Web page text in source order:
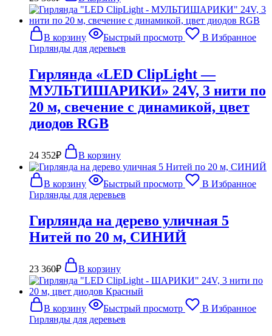
В корзину Быстрый просмотр
В Избранное
Гирлянды для деревьев
Гирлянда «LED ClipLight —
МУЛЬТИШАРИКИ» 24V, 3 нити по
20 м, свечение с динамикой, цвет
диодов RGB
24 352₽ В корзину
В корзину Быстрый просмотр
В Избранное
Гирлянды для деревьев
Гирлянда на дерево уличная 5
Нитей по 20 м, СИНИЙ
23 360₽ В корзину
В корзину Быстрый просмотр
В Избранное
Гирлянды для деревьев